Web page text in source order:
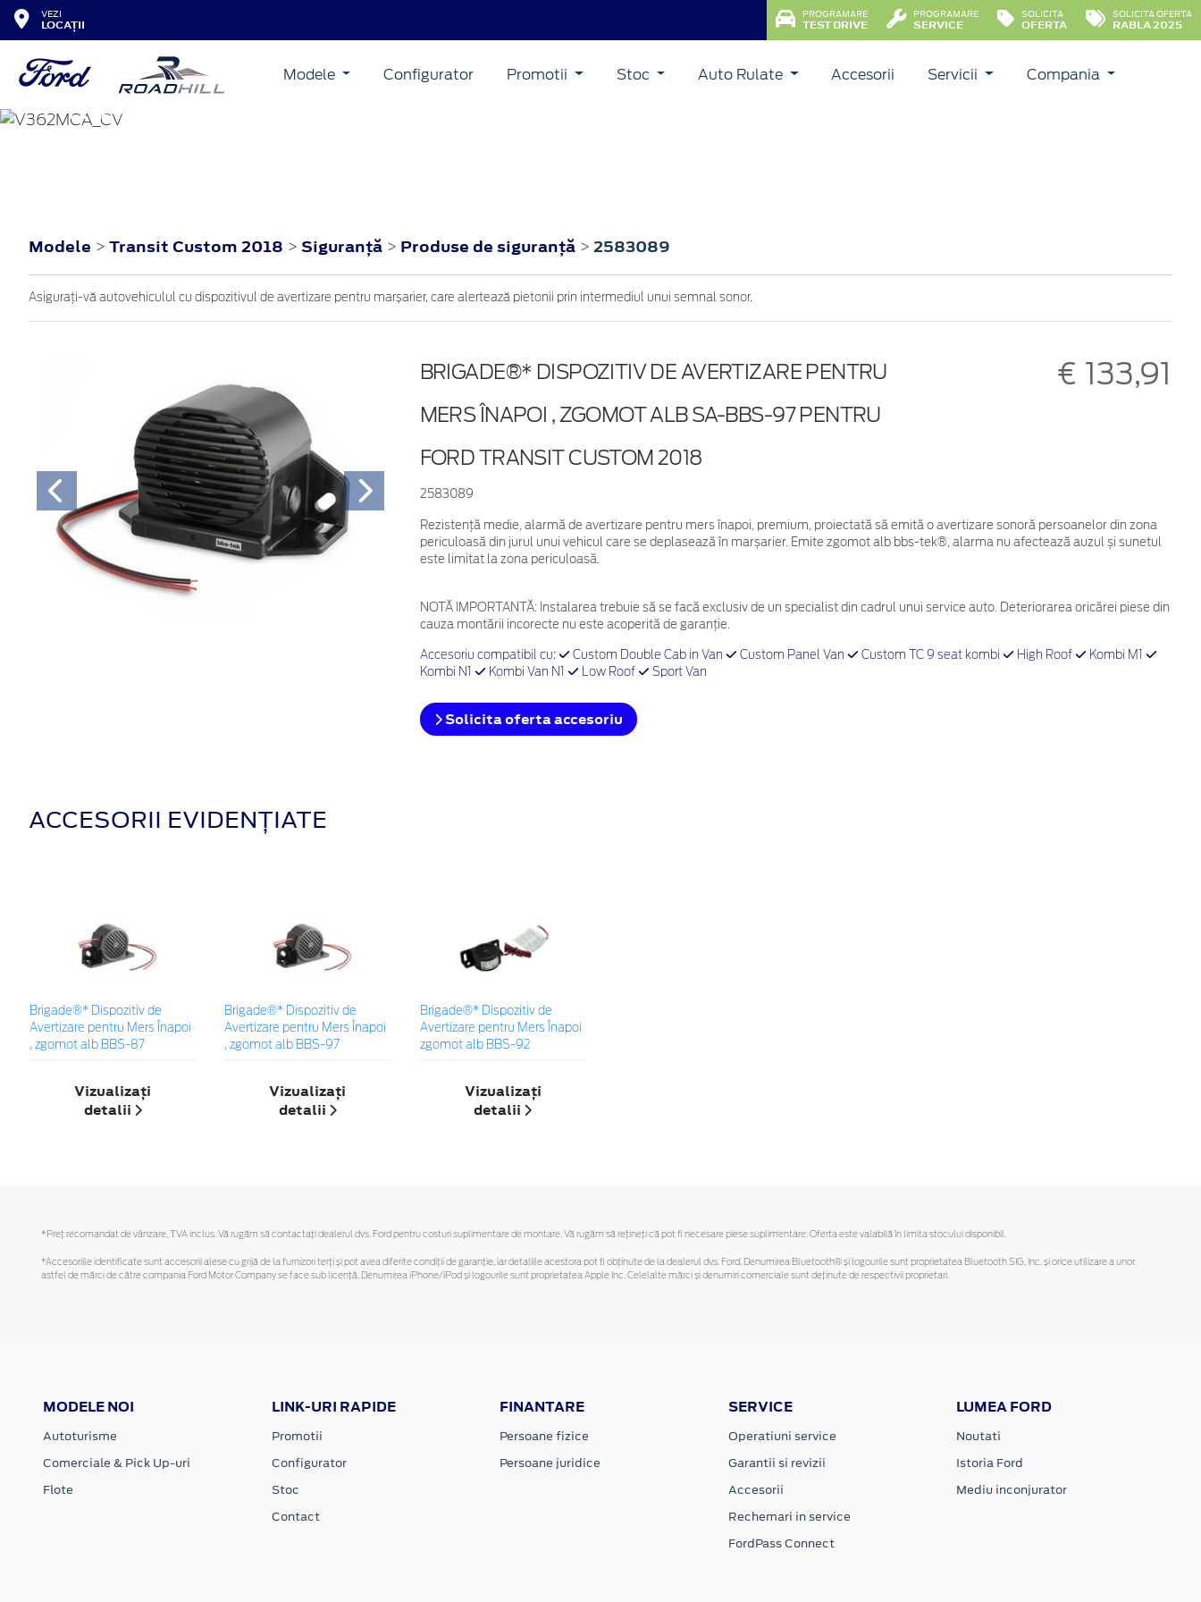
VEZI
LOCAȚII
PROGRAMARE
TEST DRIVE
PROGRAMARE
SERVICE
SOLICITA
OFERTA
SOLICITA OFERTA
RABLA 2025
Modele Configurator Promotii Stoc Auto Rulate Accesorii Servicii Compania
TRANSIT CUSTOM
Modele > Transit Custom 2018 > Siguranţă > Produse de siguranţă > 2583089
Asigurați-vă autovehiculul cu dispozitivul de avertizare pentru marșarier, care alertează pietonii prin intermediul unui semnal sonor.
BRIGADE®* DISPOZITIV DE AVERTIZARE PENTRU
MERS ÎNAPOI , ZGOMOT ALB SA-BBS-97 PENTRU
FORD TRANSIT CUSTOM 2018
2583089
€ 133,91
Rezistență medie, alarmă de avertizare pentru mers înapoi, premium, proiectată să emită o avertizare sonoră persoanelor din zona
periculoasă din jurul unui vehicul care se deplasează în marșarier. Emite zgomot alb bbs-tek®, alarma nu afectează auzul și sunetul
este limitat la zona periculoasă.
NOTĂ IMPORTANTĂ:Instalarea trebuie să se facă exclusiv de un specialist din cadrul unui service auto. Deteriorarea oricărei piese din
cauza montării incorecte nu este acoperită de garanţie.
Accesoriu compatibil cu: Custom Double Cab in Van Custom Panel Van Custom TC 9 seat kombi High Roof
Kombi M1
Kombi N1
Kombi Van N1 Low Roof Sport Van
Solicita oferta accesoriu
ACCESORII EVIDENȚIATE
Brigade®* Dispozitiv de
Avertizare pentru Mers Înapoi
, zgomot alb BBS-87
Vizualizați
detalii
Brigade®* Dispozitiv de
Avertizare pentru Mers Înapoi
, zgomot alb BBS-97
Vizualizați
detalii
Brigade®* Dispozitiv de
Avertizare pentru Mers Înapoi
zgomot alb BBS-92
Vizualizați
detalii
*Preţ recomandat de vânzare, TVA inclus. Vă rugăm să contactaţi dealerul dvs. Ford pentru costuri suplimentare de montare. Vă rugăm să reţineţi că pot fi necesare piese suplimentare. Oferta este valabilă în limita stocului disponibil.
*Accesoriile identificate sunt accesorii alese cu grijă de la furnizori terți și pot avea diferite condiții de garanție, iar detaliile acestora pot fi obținute de la dealerul dvs. Ford. Denumirea Bluetooth® și logourile sunt proprietatea Bluetooth SIG, Inc. și orice utilizare a unor
astfel de mărci de către compania Ford Motor Company se face sub licență. Denumirea iPhone/iPod și logourile sunt proprietatea Apple Inc. Celelalte mărci și denumiri comerciale sunt deținute de respectivii proprietari.
MODELE NOI
Autoturisme
Comerciale & Pick Up-uri
Flote
LINK-URI RAPIDE
Promotii
Configurator
Stoc
Contact
FINANTARE
Persoane fizice
Persoane juridice
SERVICE
Operatiuni service
Garantii si revizii
Accesorii
Rechemari in service
FordPass Connect
LUMEA FORD
Noutati
Istoria Ford
Mediu inconjurator